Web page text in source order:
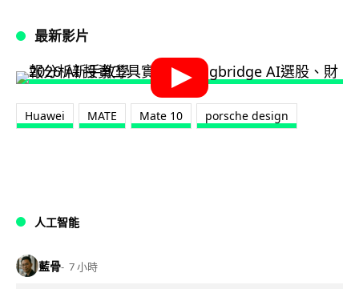
最新影片
Huawei MATE Mate 10 porsche design
人工智能
藍骨 7 小時